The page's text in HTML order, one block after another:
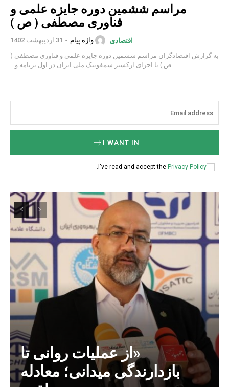
مراسم ششمین دوره جایزه علمی و
فناوری مصطفی ( ص )
اقتصادی واژه پیام - 31 اردیبهشت 1402
به گزارش اقتصادگران مراسم ششمین دوره جایزه علمی و فناوری مصطفی (
ص ) با اجرای ارکستر سمفونیک ملی ایران در اول برنامه و...
I WANT IN
I've read and accept the Privacy Policy
.
«از عملیات روانی تا
بازدارندگی میدانی؛ معادله